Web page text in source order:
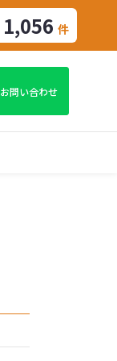
1,056 件
お問い合わせ